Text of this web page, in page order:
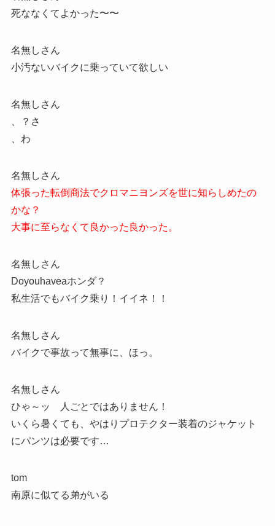
死ななくてよかった〜〜︎
名無しさん
小汚ないバイクに乗っていて欲しい
名無しさん
、？さ
、わ
名無しさん
体張った転倒商法でクロマニヨンズを世に知らしめたの
かな？
大事に至らなくて良かった良かった。
名無しさん
Doyouhaveaホンダ？
私生活でもバイク乗り！イイネ！！
名無しさん
バイクで事故って無事に、ほっ。
名無しさん
ひゃ～ッ 人ごとではありません！
いくら暑くても、やはりプロテクター装着のジャケット
にパンツは必要です…
tom
南原に似てる弟がいる